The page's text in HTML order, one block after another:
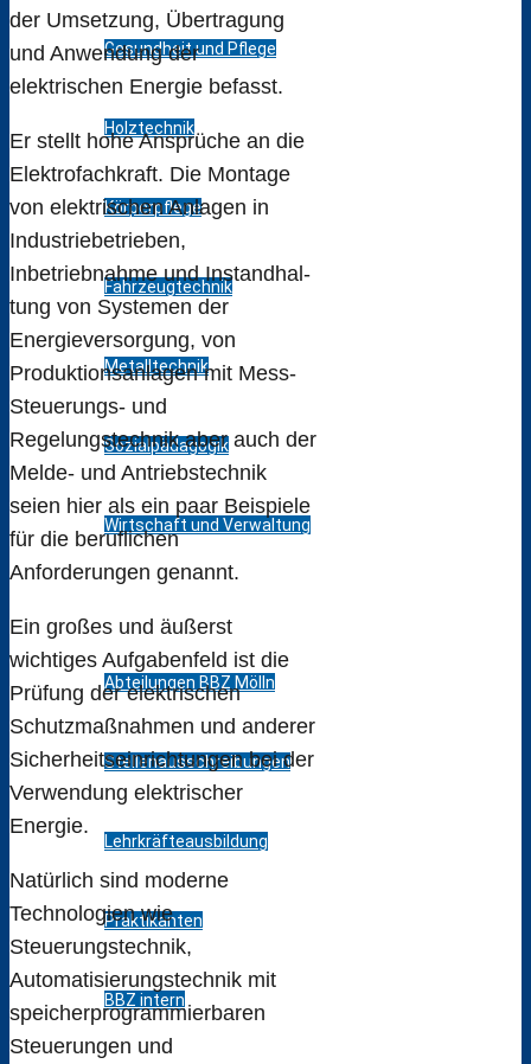
Gesundheit und Pflege
Holztechnik
Körperpflege
Fahrzeugtechnik
Metalltechnik
Sozialpädagogik
Wirtschaft und Verwaltung
Abteilungen BBZ Mölln
Stellenausschreibungen
Lehrkräfteausbildung
Praktikanten
BBZ intern
der Umsetzung, Übertragung
und Anwendung der
elektrischen Energie befasst.
Er stellt hohe Ansprüche an die
Elektrofachkraft. Die Montage
von elektrischen Anlagen in
Industriebetrieben,
Inbetriebnahme und Instandhal-
tung von Systemen der
Energieversorgung, von
Produktionsanlagen mit Mess-
Steuerungs- und
Regelungstechnik aber auch der
Melde- und Antriebstechnik
seien hier als ein paar Beispiele
für die beruflichen
Anforderungen genannt.
Ein großes und äußerst
wichtiges Aufgabenfeld ist die
Prüfung der elektrischen
Schutzmaßnahmen und anderer
Sicherheitseinrichtungen bei der
Verwendung elektrischer
Energie.
Natürlich sind moderne
Technologien wie
Steuerungstechnik,
Automatisierungstechnik mit
speicherprogrammierbaren
Steuerungen und